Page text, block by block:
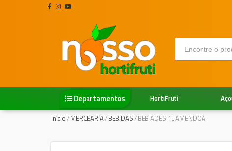
Departamentos
HortiFruti
Início/MERCEARIA/BEBIDAS/BEB ADES 1L AMENDOA